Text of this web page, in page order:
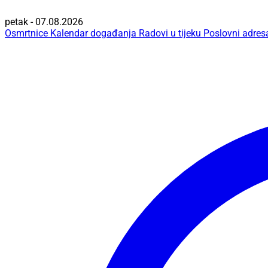
petak - 07.08.2026
Osmrtnice Kalendar događanja Radovi u tijeku Poslovni